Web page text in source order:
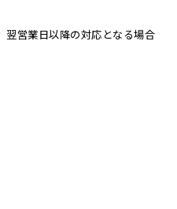
翌営業日以降の対応となる場合